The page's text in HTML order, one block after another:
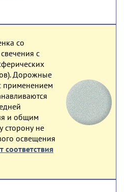
со
с
Дорожные
применением
и общим
сторону не
освещения
соответствия